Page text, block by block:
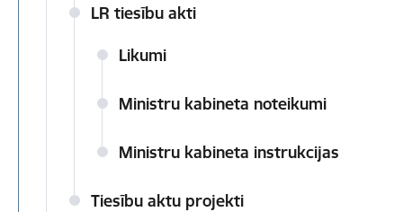
LR tiesību akti
Likumi
Ministru kabineta noteikumi
Ministru kabineta instrukcijas
Tiesību aktu projekti